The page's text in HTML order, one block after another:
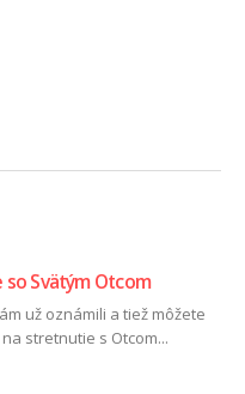
Svätým Otcom
už oznámili a tiež môžete
stretnutie s Otcom...